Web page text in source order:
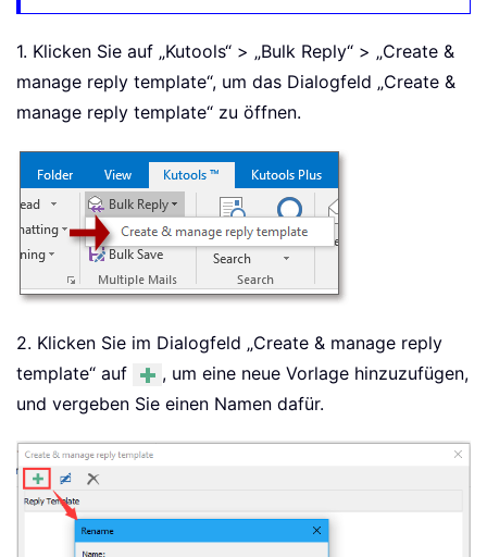
1. Klicken Sie auf „Kutools“ > „Bulk Reply“ > „Create &
manage reply template“, um das Dialogfeld „Create &
manage reply template“ zu öffnen.
2. Klicken Sie im Dialogfeld „Create & manage reply
template“ auf
, um eine neue Vorlage hinzuzufügen,
und vergeben Sie einen Namen dafür.